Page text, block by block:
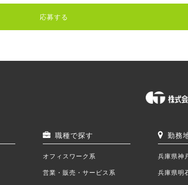
応募する
職種で探す
オフィスワーク系
営業・販売・サービス系
勤務
兵庫県神
兵庫県明